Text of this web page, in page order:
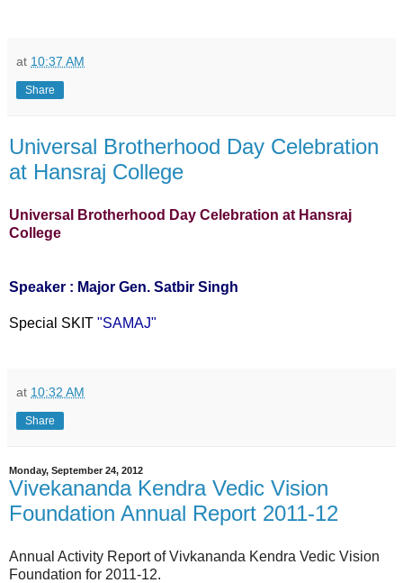
at 10:37 AM
Share
Universal Brotherhood Day Celebration
at Hansraj College
Universal Brotherhood Day Celebration at Hansraj
College
Speaker : Major Gen. Satbir Singh
Special SKIT "SAMAJ"
at 10:32 AM
Share
Monday, September 24, 2012
Vivekananda Kendra Vedic Vision
Foundation Annual Report 2011-12
Annual Activity Report of Vivkananda Kendra Vedic Vision
Foundation for 2011-12.